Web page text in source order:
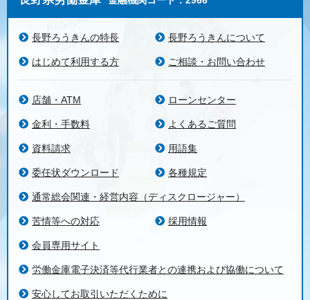
長野ろうきんの特長 長野ろうきんについて
はじめて利用する方 ご相談・お問い合わせ
店舗・ATM ローンセンター
金利・手数料 よくあるご質問
資料請求 用語集
委任状ダウンロード 各種規定
通常総会関連・経営内容（ディスクロージャー）
苦情等への対応 採用情報
会員専用サイト
労働金庫電子決済等代行業者との連携および協働について
安心してお取引いただくために